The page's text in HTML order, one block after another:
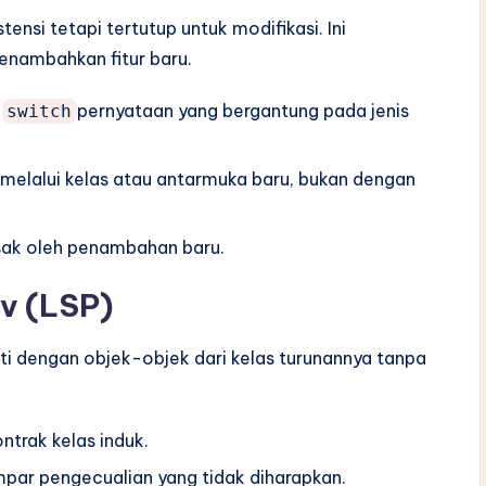
tetapi tertutup untuk modifikasi. Ini
fitur baru.
switch pernyataan yang bergantung pada jenis
kelas atau antarmuka baru, bukan dengan
oleh penambahan baru.
(LSP)
dengan objek-objek dari kelas turunannya tanpa
kelas induk.
pengecualian yang tidak diharapkan.